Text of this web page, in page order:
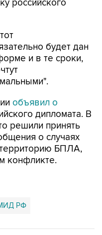
и в те сроки,
объявил о
решили принять
о случаях
БПЛА,
конфликте.